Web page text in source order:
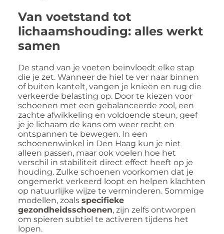
Van voetstand tot
lichaamshouding: alles werkt
samen
De stand van je voeten beïnvloedt elke stap
die je zet. Wanneer de hiel te ver naar binnen
of buiten kantelt, vangen je knieën en rug die
verkeerde belasting op. Door te kiezen voor
schoenen met een gebalanceerde zool, een
zachte afwikkeling en voldoende steun, geef
je je lichaam de kans om weer recht en
ontspannen te bewegen. In een
schoenenwinkel in Den Haag kun je niet
alleen passen, maar ook voelen hoe het
verschil in stabiliteit direct effect heeft op je
houding. Zulke schoenen voorkomen dat je
ongemerkt verkeerd loopt en helpen klachten
op natuurlijke wijze te verminderen. Sommige
modellen, zoals specifieke
gezondheidsschoenen, zijn zelfs ontworpen
om spieren subtiel te activeren tijdens het
lopen.